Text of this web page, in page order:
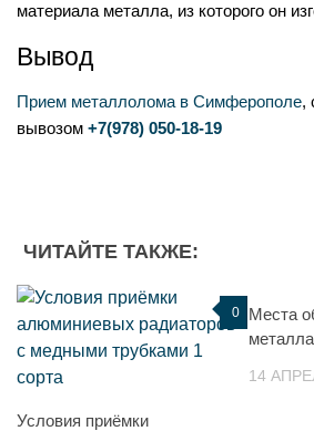
материала металла, из которого он
Вывод
Прием металлолома в Симферополе,
вывозом +7(978) 050-18-19
ЧИТАЙТЕ ТАКЖЕ:
0
Условия приёмки
Места
металла
14